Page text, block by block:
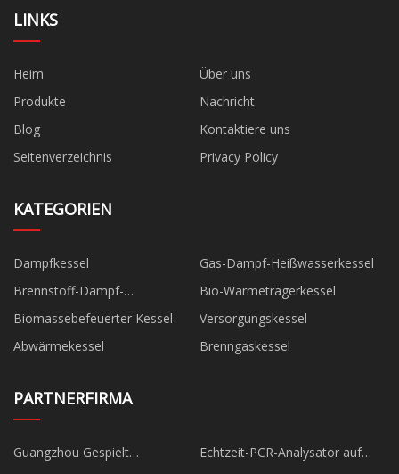
LINKS
Heim
Über uns
Produkte
Nachricht
Blog
Kontaktiere uns
Seitenverzeichnis
Privacy Policy
KATEGORIEN
Dampfkessel
Gas-Dampf-Heißwasserkessel
Brennstoff-Dampf-
Heißwasserkessel
Bio-Wärmeträgerkessel
Biomassebefeuerter Kessel
Versorgungskessel
Abwärmekessel
Brenngaskessel
PARTNERFIRMA
Guangzhou Gespielt
Echtzeit-PCR-Analysator auf